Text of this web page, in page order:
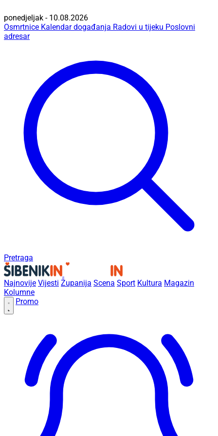
ponedjeljak - 10.08.2026
Osmrtnice Kalendar događanja Radovi u tijeku Poslovni
adresar
Pretraga
Najnovije Vijesti Županija Scena Sport Kultura Magazin
Kolumne
Promo